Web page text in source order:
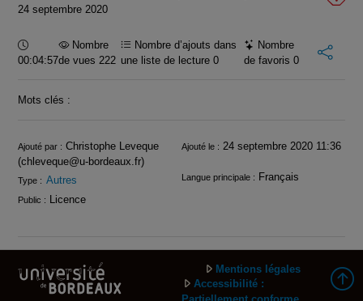
24 septembre 2020
Durée :
00:04:57
Nombre
de vues 222
Nombre d’ajouts dans
une liste de lecture0
Nombre
de favoris 0
Mots clés :
Infos
Ajouté par : Christophe Leveque
(chleveque@u-bordeaux.fr)
Ajouté le : 24 septembre 2020 11:36
Type : Autres Langue principale : Français
Public : Licence
Mentions légales
Accessibilité :